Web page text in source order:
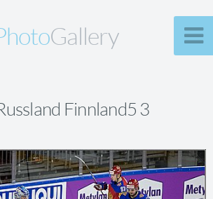
Gallery
Finnland5 3